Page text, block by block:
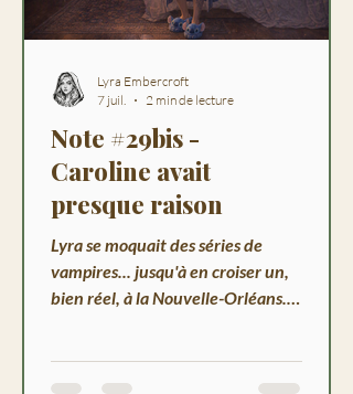
Note #29bis -
Caroline avait
presque raison
Lyra se moquait des séries de
vampires... jusqu'à en croiser un,
bien réel, à la Nouvelle-Orléans.
Lyra Embercroft
7 juil.
2 min de lecture